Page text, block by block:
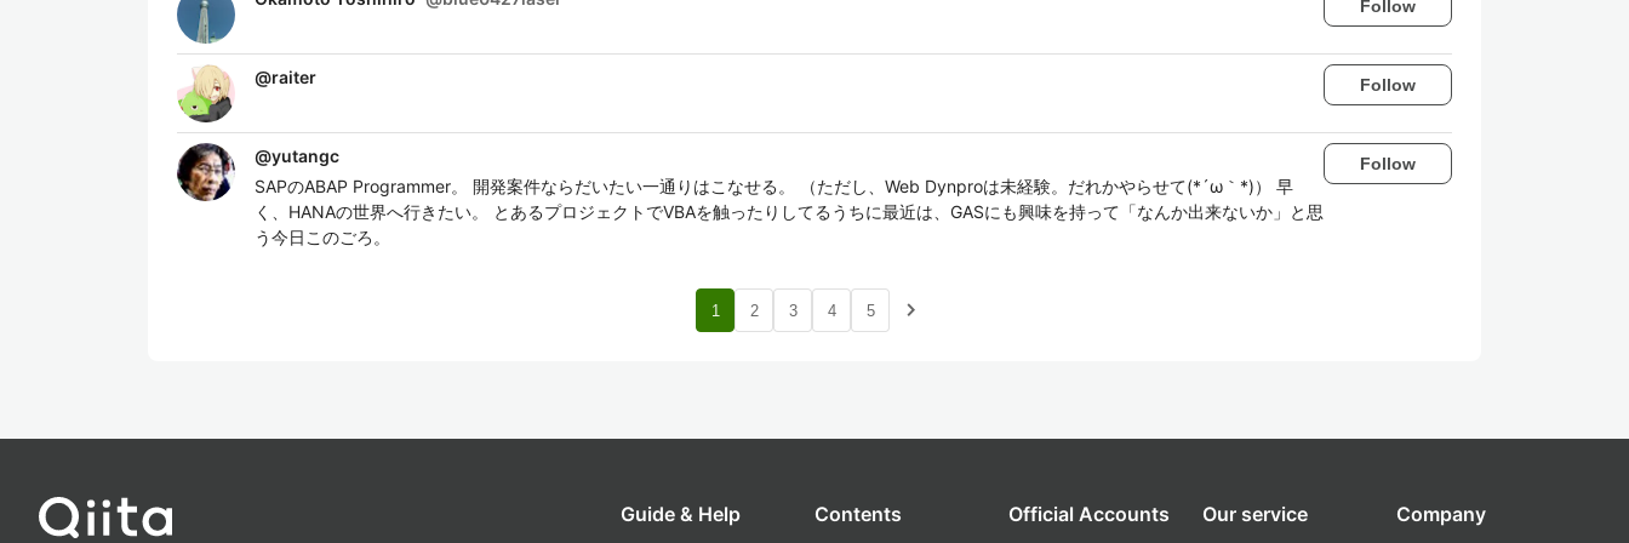
Follow
@raiter Follow
@yutangc
SAPのABAP Programmer。 開発案件ならだいたい一通りはこなせる。 （ただし、Web Dynproは未経験。だれかやらせて(*´ω｀*)） 早
く、HANAの世界へ行きたい。 とあるプロジェクトでVBAを触ったりしてるうちに最近は、GASにも興味を持って「なんか出来ないか」と思
う今日このごろ。
Follow
1 2 3 4 5 navigate_next
Guide & Help Contents Official Accounts Our service Company